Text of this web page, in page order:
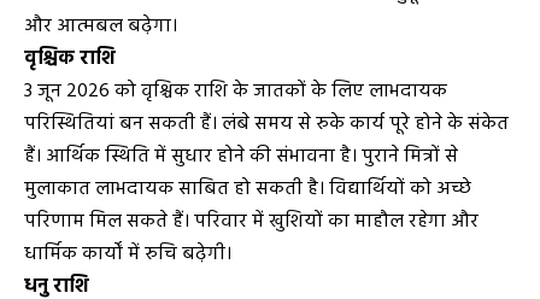
और आत्मबल बढ़ेगा।
वृश्चिक राशि
3 जून 2026 को वृश्चिक राशि के जातकों के लिए लाभदायक
परिस्थितियां बन सकती हैं। लंबे समय से रुके कार्य पूरे होने के संकेत
हैं। आर्थिक स्थिति में सुधार होने की संभावना है। पुराने मित्रों से
मुलाकात लाभदायक साबित हो सकती है। विद्यार्थियों को अच्छे
परिणाम मिल सकते हैं। परिवार में खुशियों का माहौल रहेगा और
धार्मिक कार्यों में रुचि बढ़ेगी।
धनु राशि